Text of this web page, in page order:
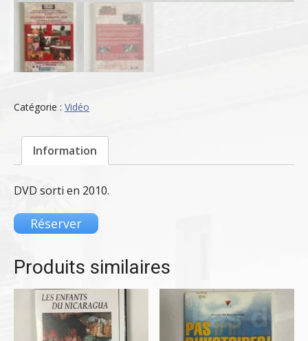
Catégorie : Vidéo
Information
DVD sorti en 2010.
Réserver
Produits similaires